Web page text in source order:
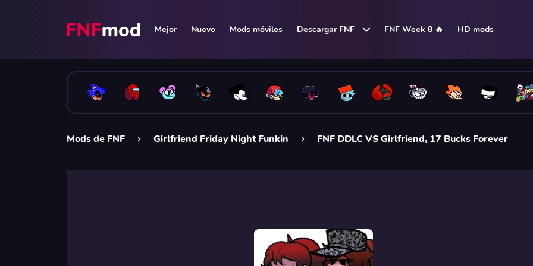
Mejor Nuevo Mods móviles Descargar FNF FNF Week 8 🔥 HD mods
Mods de FNF Girlfriend Friday Night Funkin FNF DDLC VS Girlfriend, 17 Bucks Forever